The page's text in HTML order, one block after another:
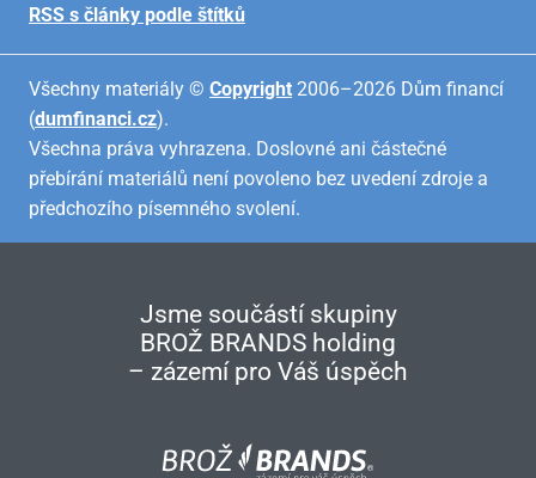
RSS s články podle štítků
Všechny materiály © Copyright 2006–2026 Dům financí
(dumfinanci.cz).
Všechna práva vyhrazena. Doslovné ani částečné
přebírání materiálů není povoleno bez uvedení zdroje a
předchozího písemného svolení.
Jsme součástí skupiny
BROŽ BRANDS holding
– zázemí pro Váš úspěch